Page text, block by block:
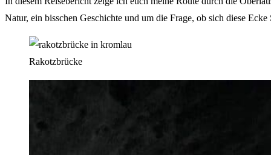
Natur, ein bisschen Geschichte und um die Frage, ob sich diese
Rakotzbrücke